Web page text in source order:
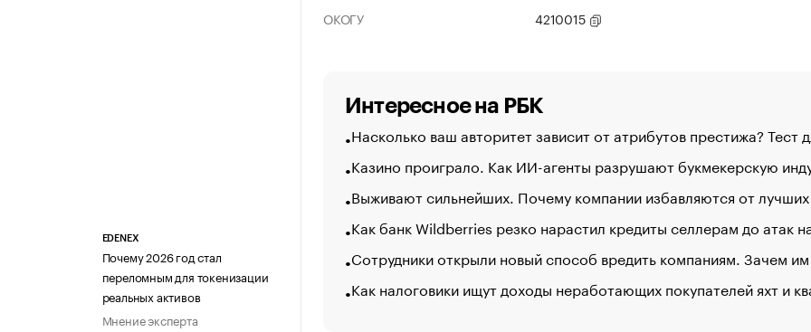
EDENEX
Почему 2026 год стал
переломным для токенизации
реальных активов
Мнение эксперта
ОКОГУ
4210015
Интересное на РБК
Насколько ваш авторитет зависит от атрибутов престижа? Тест
Казино проиграло. Как ИИ-агенты разрушают букмекерскую
Выживают сильнейших. Почему компании избавляются от лучших
Как банк Wildberries резко нарастил кредиты селлерам до атак
Сотрудники открыли новый способ вредить компаниям. Зачем
Как налоговики ищут доходы неработающих покупателей яхт и